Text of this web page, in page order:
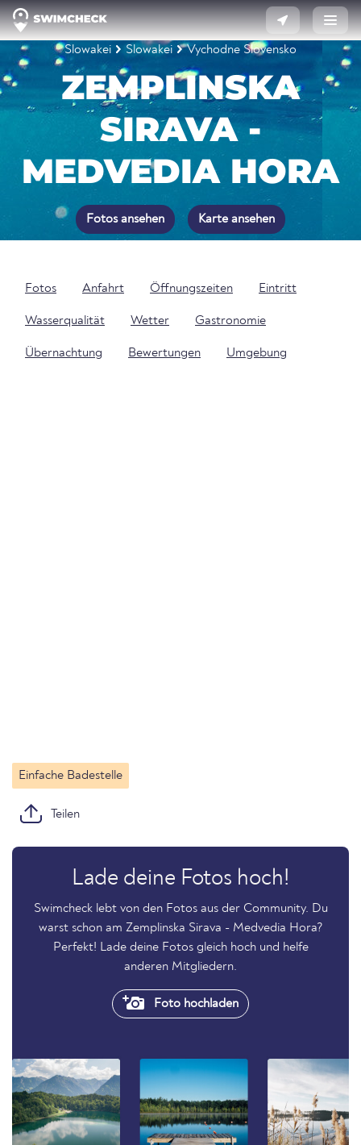
Slowakei Slowakei Vychodne Slovensko
ZEMPLINSKA
SIRAVA -
MEDVEDIA HORA
Fotos ansehen Karte ansehen
Fotos Anfahrt Öffnungszeiten Eintritt
Wasserqualität Wetter Gastronomie
Übernachtung Bewertungen Umgebung
Einfache Badestelle
Teilen
Lade deine Fotos hoch!
Swimcheck lebt von den Fotos aus der Community. Du
warst schon am Zemplinska Sirava - Medvedia Hora?
Perfekt! Lade deine Fotos gleich hoch und helfe
anderen Mitgliedern.
Foto hochladen